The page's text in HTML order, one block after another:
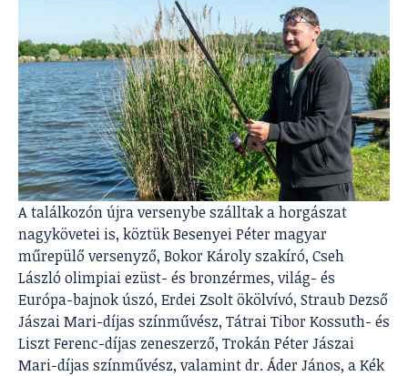
A találkozón újra versenybe szálltak a horgászat
nagykövetei is, köztük Besenyei Péter magyar
műrepülő versenyző, Bokor Károly szakíró, Cseh
László olimpiai ezüst- és bronzérmes, világ- és
Európa-bajnok úszó, Erdei Zsolt ökölvívó, Straub Dezső
Jászai Mari-díjas színművész, Tátrai Tibor Kossuth- és
Liszt Ferenc-díjas zeneszerző, Trokán Péter Jászai
Mari-díjas színművész, valamint dr. Áder János, a Kék